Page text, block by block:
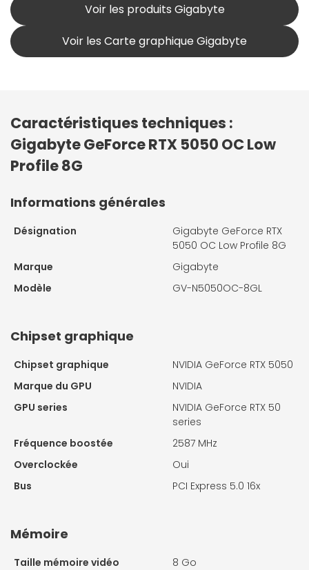
Voir les produits Gigabyte
Voir les Carte graphique Gigabyte
Caractéristiques techniques :
Gigabyte GeForce RTX 5050 OC Low
Profile 8G
Informations générales
Désignation
Gigabyte GeForce RTX
5050 OC Low Profile 8G
Marque
Gigabyte
Modèle
GV-N5050OC-8GL
Chipset graphique
Chipset graphique
NVIDIA GeForce RTX 5050
Marque du GPU
NVIDIA
GPU series
NVIDIA GeForce RTX 50
series
Fréquence boostée
2587 MHz
Overclockée
Oui
Bus
PCI Express 5.0 16x
Mémoire
Taille mémoire vidéo
8 Go